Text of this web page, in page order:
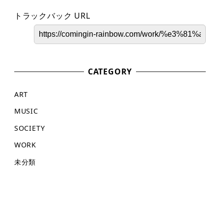
トラックバック URL
CATEGORY
ART
MUSIC
SOCIETY
WORK
未分類